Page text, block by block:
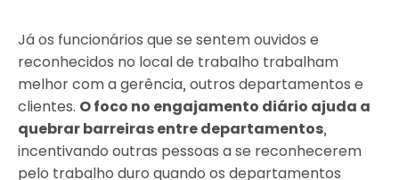
Já os funcionários que se sentem ouvidos e
reconhecidos no local de trabalho trabalham
melhor com a gerência, outros departamentos e
clientes. O foco no engajamento diário ajuda a
quebrar barreiras entre departamentos,
incentivando outras pessoas a se reconhecerem
pelo trabalho duro quando os departamentos